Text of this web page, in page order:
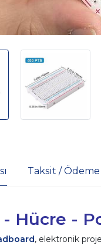
Taksit /
Hücre -
, elektronik